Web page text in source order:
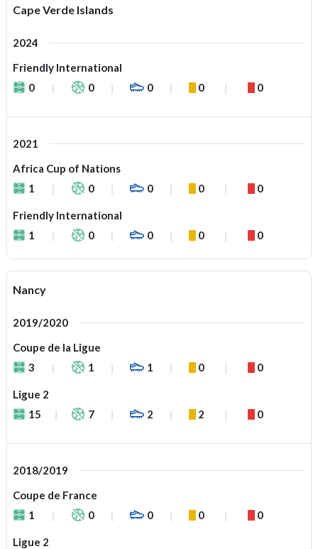
Cape Verde Islands
2024
Friendly International
0
0 0 0 0
2021
Africa Cup of Nations
1
0 0 0 0
Friendly International
1
0 0 0 0
Nancy
2019/2020
Coupe de la Ligue
3
1 1 0 0
Ligue 2
15
7 2 2 0
2018/2019
Coupe de France
1
0 0 0 0
Ligue 2